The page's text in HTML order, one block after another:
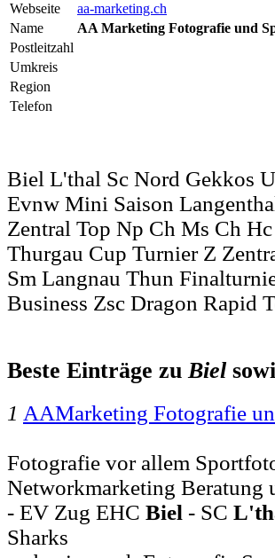
Webseite
aa-marketing.ch
Name
AA Marketing Fotografie und
Postleitzahl
Umkreis
Region
Telefon
Biel L'thal Sc Nord Gekkos
Evnw Mini Saison
Zentral Top Np Ch Ms Ch
Thurgau Cup Turnier Z
Sm Langnau Thun
Business Zsc Dragon Rapid
Beste Einträge zuBiel
1 AAMarketing Fotografie
Fotografie vor allem
Networkmarketing Beratung
- EV Zug EHC Biel - SC
Sharks